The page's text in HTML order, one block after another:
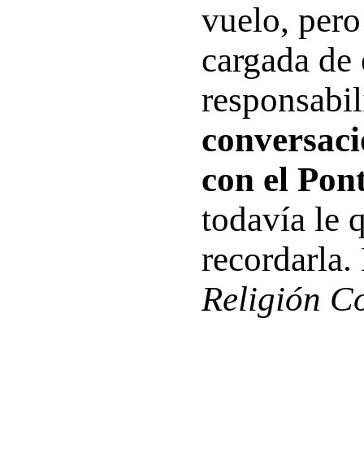
vuelo,
cargada
con el
todavía le
recordarla.
Religión